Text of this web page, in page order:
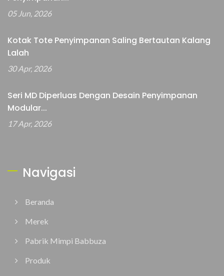
05 Jun, 2026
Kotak Tote Penyimpanan Saling Bertautan Kalang
Lalah
30 Apr, 2026
Seri MD Diperluas Dengan Desain Penyimpanan
Modular...
17 Apr, 2026
Navigasi
Beranda
Merek
Pabrik Mimpi Babbuza
Produk